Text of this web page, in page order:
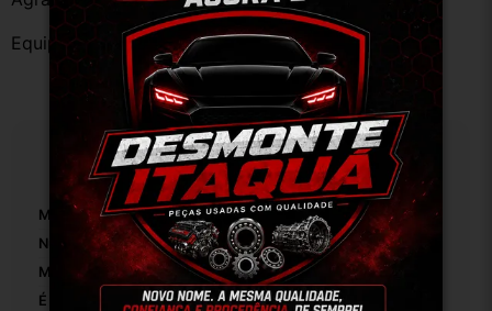
Equipe DESMONTE ARUJÁ.
Especificações
Marca: Volkswagen
Número De Peça:
Modelo: Volkswagen Gol G3
É Reposição Original: